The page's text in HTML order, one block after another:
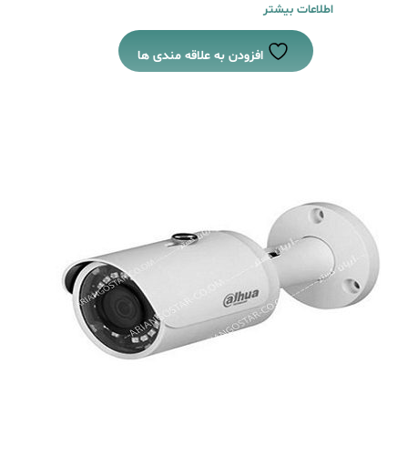
اطلاعات بیشتر
افزودن به علاقه مندی ها